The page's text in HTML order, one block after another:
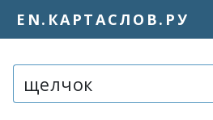
EN.КАРТАСЛОВ.РУ